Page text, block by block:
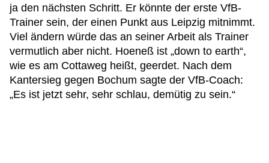
ja den nächsten Schritt. Er könnte der erste VfB-
Trainer sein, der einen Punkt aus Leipzig mitnimmt.
Viel ändern würde das an seiner Arbeit als Trainer
vermutlich aber nicht. Hoeneß ist „down to earth“,
wie es am Cottaweg heißt, geerdet. Nach dem
Kantersieg gegen Bochum sagte der VfB-Coach:
„Es ist jetzt sehr, sehr schlau, demütig zu sein.“